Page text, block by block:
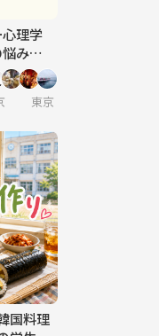
とうの友達作りをしよう✨
理学
み解
東京
国料理